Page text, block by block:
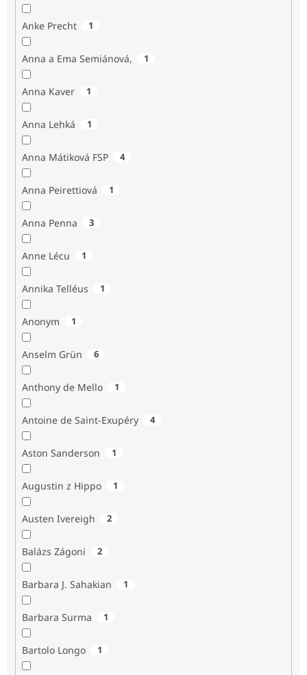
Anke Precht 1
Anna a Ema Semiánová, 1
Anna Kaver 1
Anna Lehká 1
Anna Mátiková FSP 4
Anna Peirettiová 1
Anna Penna 3
Anne Lécu 1
Annika Telléus 1
Anonym 1
Anselm Grün 6
Anthony de Mello 1
Antoine de Saint-Exupéry 4
Aston Sanderson 1
Augustin z Hippo 1
Austen Ivereigh 2
Balázs Zágoni 2
Barbara J. Sahakian 1
Barbara Surma 1
Bartolo Longo 1